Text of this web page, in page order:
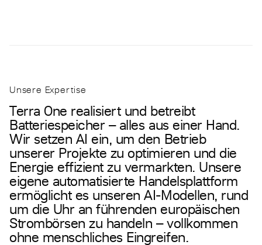
Unsere Expertise
Terra One realisiert und betreibt
Batteriespeicher – alles aus einer Hand.
Wir setzen AI ein, um den Betrieb
unserer Projekte zu optimieren und die
Energie effizient zu vermarkten. Unsere
eigene automatisierte Handelsplattform
ermöglicht es unseren AI-Modellen, rund
um die Uhr an führenden europäischen
Strombörsen zu handeln – vollkommen
ohne menschliches Eingreifen.